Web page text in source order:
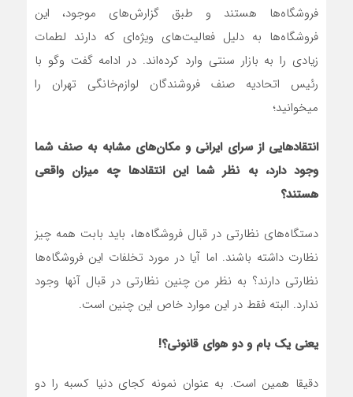
فروشگاه‌ها هستند و طبق گزارش‌های موجود، این
فروشگاه‌ها به دلیل فعالیت‌های ویژه‌ای که دارند لطمات
زیادی را به بازار سنتی وارد کرده‌اند. در ادامه گفت وگو با
رئیس اتحادیه صنف فروشندگان لوازم‌خانگی تهران را
می‎خوانید؛
انتقادهایی از سرای ایرانی و مکان‌های مشابه به صنف شما
وجود دارد، به نظر شما این انتقادها چه میزان واقعی
هستند؟
دستگا‌ه‌های نظارتی در قبال فروشگاه‌ها، باید بابت همه چیز
نظارت داشته باشند. اما آیا در مورد تخلفات این فروشگاه‌ها
نظارتی دارند؟ به نظر من چنین نظارتی در قبال آنها وجود
ندارد. البته فقط در این موارد خاص این چنین است.
یعنی یک بام و دو هوای قانونی؟!
دقیقا همین است. به عنوان نمونه کجای دنیا کسبه را دو